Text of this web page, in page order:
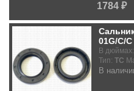
1784 ₽
01G/C/
В дюймах:
Тип: TC
В